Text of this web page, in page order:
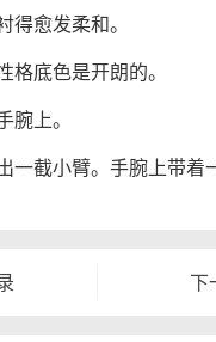
愈发柔和。
底色是开朗的。
上。
一截小臂。手腕上带着
下